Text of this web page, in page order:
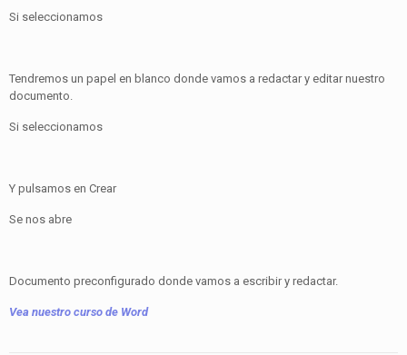
Si seleccionamos
Tendremos un papel en blanco donde vamos a redactar y editar nuestro
documento.
Si seleccionamos
Y pulsamos en Crear
Se nos abre
Documento preconfigurado donde vamos a escribir y redactar.
Vea nuestro curso de Word